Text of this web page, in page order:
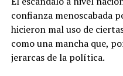
confianza menoscabada
hicieron mal uso de
como una mancha que,
jerarcas de la política.